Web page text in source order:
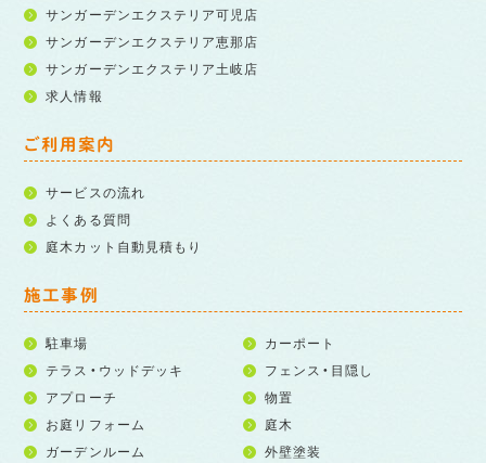
サンガーデンエクステリア可児店
サンガーデンエクステリア恵那店
サンガーデンエクステリア土岐店
求人情報
ご利用案内
サービスの流れ
よくある質問
庭木カット自動見積もり
施工事例
駐車場
カーポート
テラス・ウッドデッキ
フェンス・目隠し
アプローチ
物置
お庭リフォーム
庭木
ガーデンルーム
外壁塗装